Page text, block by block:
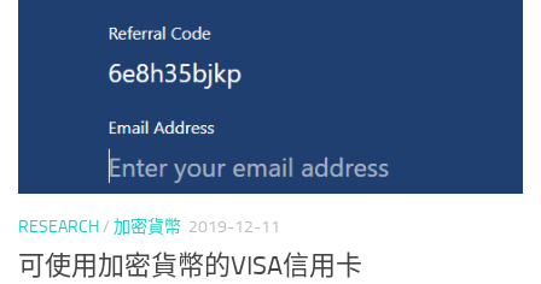
RESEARCH/ 加密貨幣 2019-12-11
可使用加密貨幣的VISA信用卡